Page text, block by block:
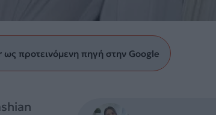
προτεινόμενη πηγή στην Google